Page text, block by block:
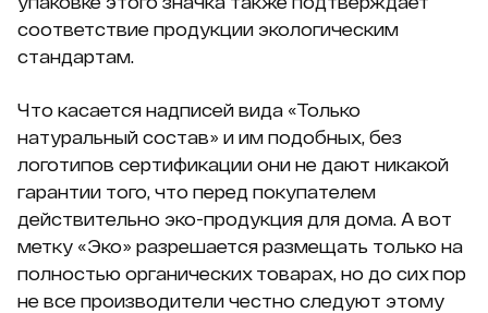
соответствие продукции экологическим
стандартам.
Что касается надписей вида «Только
натуральный состав» и им подобных, без
логотипов сертификации они не дают никакой
гарантии того, что перед покупателем
действительно эко-продукция для дома. А вот
метку «Эко» разрешается размещать только на
полностью органических товарах, но до сих пор
не все производители честно следуют этому